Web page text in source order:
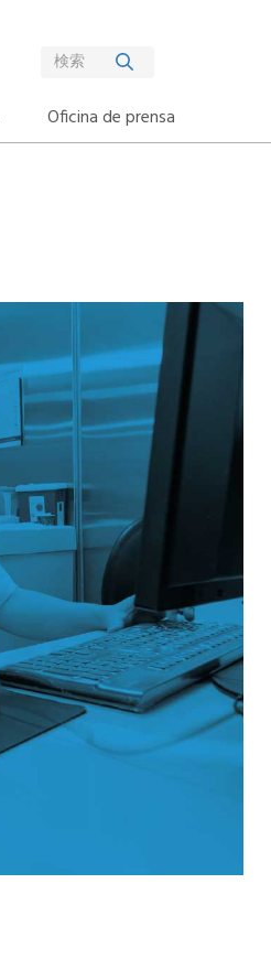
Oficina de prensa